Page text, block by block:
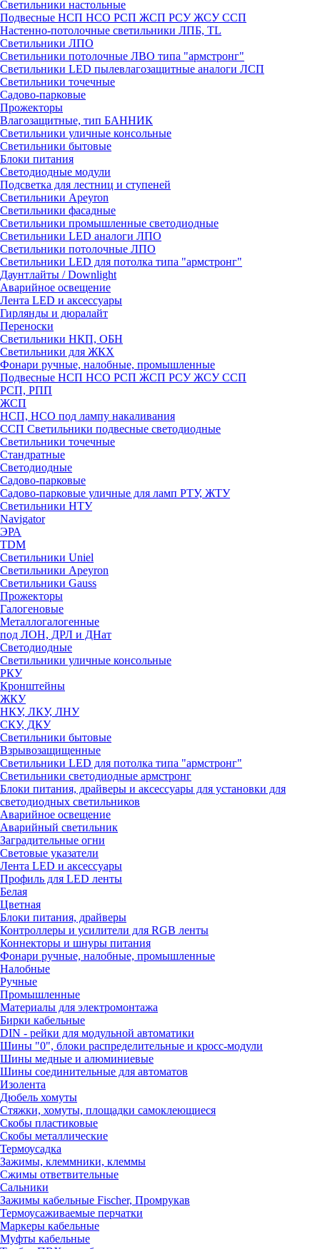
Светильники настольные
Подвесные НСП НСО РСП ЖСП РСУ ЖСУ ССП
Настенно-потолочные светильники ЛПБ, TL
Светильники ЛПО
Светильники потолочные ЛВО типа "армстронг"
Светильники LED пылевлагозащитные аналоги ЛСП
Светильники точечные
Садово-парковые
Прожекторы
Влагозащитные, тип БАННИК
Светильники уличные консольные
Светильники бытовые
Блоки питания
Светодиодные модули
Подсветка для лестниц и ступеней
Светильники Apeyron
Светильники фасадные
Светильники промышленные светодиодные
Светильники LED аналоги ЛПО
Светильники потолочные ЛПО
Светильники LED для потолка типа "армстронг"
Даунтлайты / Downlight
Аварийное освещение
Лента LED и аксессуары
Гирлянды и дюралайт
Переноски
Светильники НКП, ОБН
Светильники для ЖКХ
Фонари ручные, налобные, промышленные
Подвесные НСП НСО РСП ЖСП РСУ ЖСУ ССП
РСП, РПП
ЖСП
НСП, НСО под лампу накаливания
ССП Светильники подвесные светодиодные
Светильники точечные
Стандратные
Светодиодные
Садово-парковые
Садово-парковые уличные для ламп РТУ, ЖТУ
Светильники НТУ
Navigator
ЭРА
TDM
Светильники Uniel
Светильники Apeyron
Светильники Gauss
Прожекторы
Галогеновые
Металлогалогенные
под ЛОН, ДРЛ и ДНат
Светодиодные
Светильники уличные консольные
РКУ
Кронштейны
ЖКУ
НКУ, ЛКУ, ЛНУ
СКУ, ДКУ
Светильники бытовые
Взрывозащищенные
Светильники LED для потолка типа "армстронг"
Светильники светодиодные армстронг
Блоки питания, драйверы и аксессуары для установки для
светодиодных светильников
Аварийное освещение
Аварийный светильник
Заградительные огни
Световые указатели
Лента LED и аксессуары
Профиль для LED ленты
Белая
Цветная
Блоки питания, драйверы
Контроллеры и усилители для RGB ленты
Коннекторы и шнуры питания
Фонари ручные, налобные, промышленные
Налобные
Ручные
Промышленные
Материалы для электромонтажа
Бирки кабельные
DIN - рейки для модульной автоматики
Шины "0", блоки распределительные и кросс-модули
Шины медные и алюминиевые
Шины соединительные для автоматов
Изолента
Дюбель хомуты
Стяжки, хомуты, площадки самоклеющиеся
Скобы пластиковые
Скобы металлические
Термоусадка
Зажимы, клеммники, клеммы
Сжимы ответвительные
Сальники
Зажимы кабельные Fischer, Промрукав
Термоусаживаемые перчатки
Маркеры кабельные
Муфты кабельные